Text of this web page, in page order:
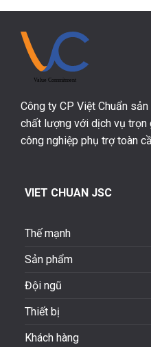
Công ty CP Việt Chuẩn
chất lượng với dịch vụ trọn
công nghiệp phụ trợ toàn
VIET CHUAN JSC
Thế mạnh
Sản phẩm
Đội ngũ
Thiết bị
Khách hàng